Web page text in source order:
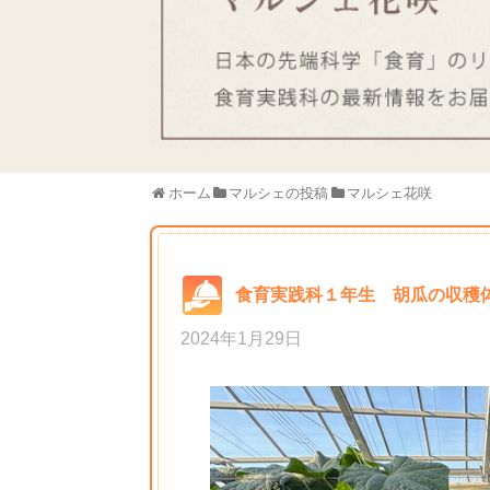
ホーム マルシェの投稿 マルシェ花咲
食育実践科１年生 胡瓜の収穫
2024年1月29日